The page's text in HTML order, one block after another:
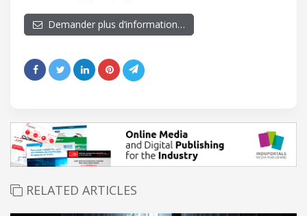
Demander plus d’information…
RELATED ARTICLES